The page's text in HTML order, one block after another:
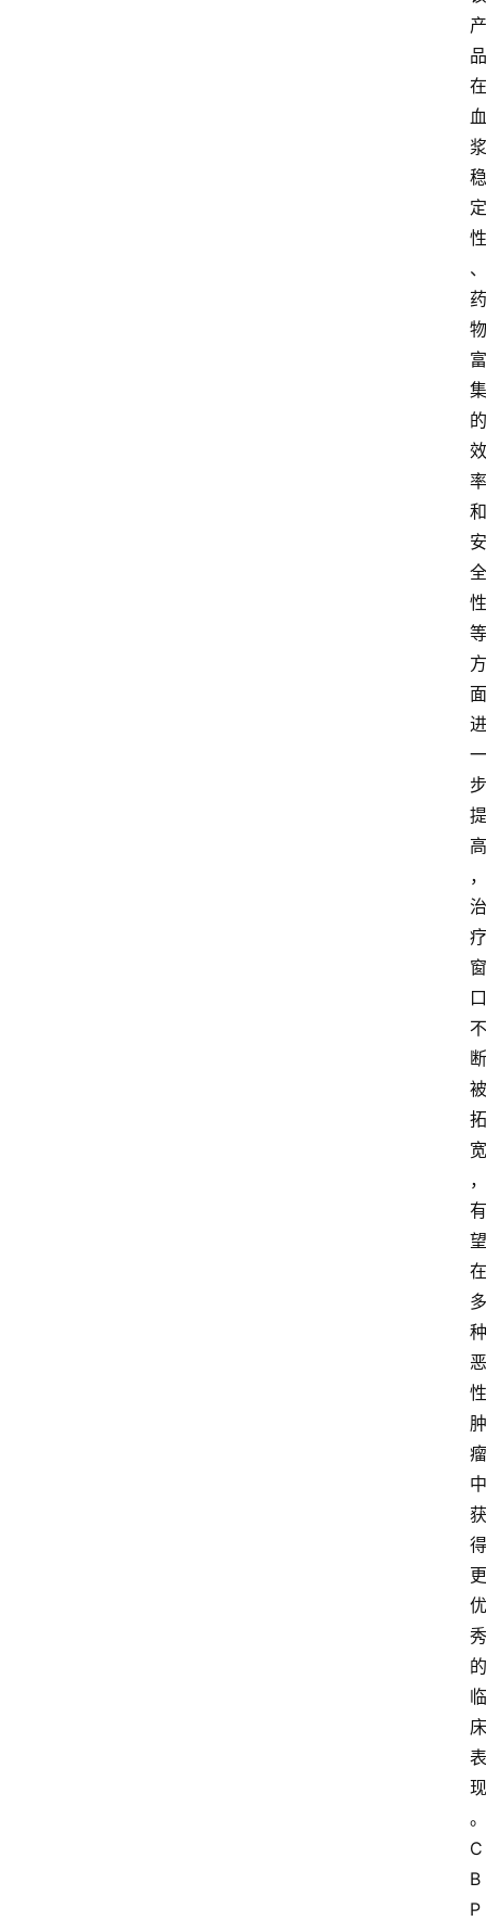
产
品
在
血
浆
稳
定
性
、
药
物
富
集
的
效
率
和
安
全
性
等
方
面
进
一
步
提
高
，
治
疗
窗
口
不
断
被
拓
宽
，
有
望
在
多
种
恶
性
肿
瘤
中
获
得
更
优
秀
的
临
床
表
现
。
C
B
P